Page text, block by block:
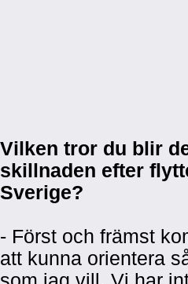
Vilken tror du blir
skillnaden efter
Sverige?
- Först och främst
att kunna orientera